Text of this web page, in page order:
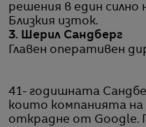
решения в един силно
Близкия изток.
3. Шерил Сандберг
Главен оперативен
41- годишната
които компанията на
открадне от Google.